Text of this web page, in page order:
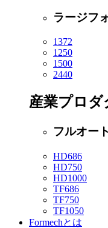
ラージフ
1372
1250
1500
2440
産業プロダ
フルオート
HD686
HD750
HD1000
TF686
TF750
TF1050
Formechとは